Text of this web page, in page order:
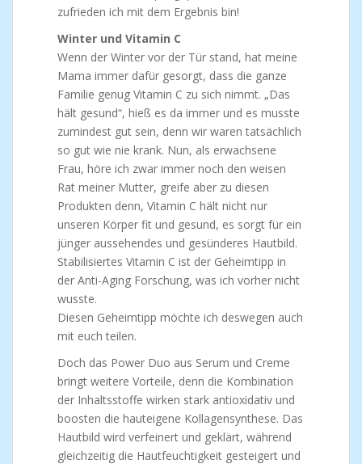
zufrieden ich mit dem Ergebnis bin!
Winter und Vitamin C
Wenn der Winter vor der Tür stand, hat meine
Mama immer dafür gesorgt, dass die ganze
Familie genug Vitamin C zu sich nimmt. „Das
hält gesund“, hieß es da immer und es musste
zumindest gut sein, denn wir waren tatsächlich
so gut wie nie krank. Nun, als erwachsene
Frau, höre ich zwar immer noch den weisen
Rat meiner Mutter, greife aber zu diesen
Produkten denn, Vitamin C hält nicht nur
unseren Körper fit und gesund, es sorgt für ein
jünger aussehendes und gesünderes Hautbild.
Stabilisiertes Vitamin C ist der Geheimtipp in
der Anti-Aging Forschung, was ich vorher nicht
wusste.
Diesen Geheimtipp möchte ich deswegen auch
mit euch teilen.
Doch das Power Duo aus Serum und Creme
bringt weitere Vorteile, denn die Kombination
der Inhaltsstoffe wirken stark antioxidativ und
boosten die hauteigene Kollagensynthese. Das
Hautbild wird verfeinert und geklärt, während
gleichzeitig die Hautfeuchtigkeit gesteigert und